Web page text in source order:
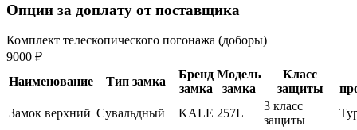
Опции за доплату от поставщика
Комплект телескопического погонажа (доборы)
9000 ₽
Наименование
Тип замка
Бренд
замка
Модель
замка
Класс
защиты
Замок верхний Сувальдный KALE 257L
3 класс
защиты